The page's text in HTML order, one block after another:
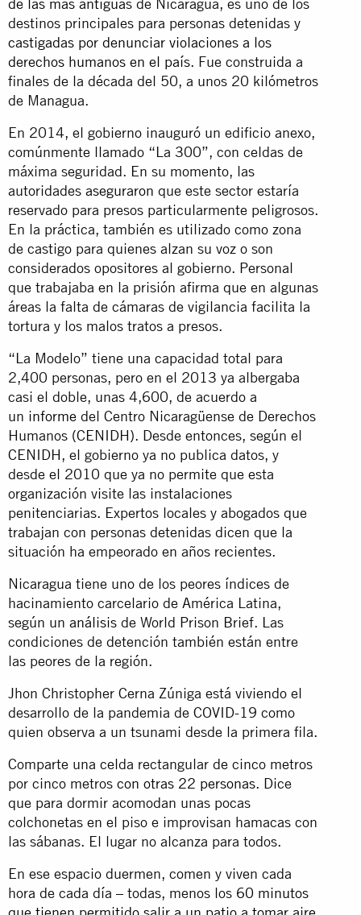
destinos principales para personas detenidas y
castigadas por denunciar violaciones a los
derechos humanos en el país. Fue construida a
finales de la década del 50, a unos 20 kilómetros
de Managua.
En 2014, el gobierno inauguró un edificio anexo,
comúnmente llamado “La 300”, con celdas de
máxima seguridad. En su momento, las
autoridades aseguraron que este sector estaría
reservado para presos particularmente peligrosos.
En la práctica, también es utilizado como zona
de castigo para quienes alzan su voz o son
considerados opositores al gobierno. Personal
que trabajaba en la prisión afirma que en algunas
áreas la falta de cámaras de vigilancia facilita la
tortura y los malos tratos a presos.
“La Modelo” tiene una capacidad total para
2,400 personas, pero en el 2013 ya albergaba
casi el doble, unas 4,600, de acuerdo a
un informe del Centro Nicaragüense de Derechos
Humanos (CENIDH). Desde entonces, según el
CENIDH, el gobierno ya no publica datos, y
desde el 2010 que ya no permite que esta
organización visite las instalaciones
penitenciarias. Expertos locales y abogados que
trabajan con personas detenidas dicen que la
situación ha empeorado en años recientes.
Nicaragua tiene uno de los peores índices de
hacinamiento carcelario de América Latina,
según un análisis de World Prison Brief. Las
condiciones de detención también están entre
las peores de la región.
Jhon Christopher Cerna Zúniga está viviendo el
desarrollo de la pandemia de COVID-19 como
quien observa a un tsunami desde la primera fila.
Comparte una celda rectangular de cinco metros
por cinco metros con otras 22 personas. Dice
que para dormir acomodan unas pocas
colchonetas en el piso e improvisan hamacas con
las sábanas. El lugar no alcanza para todos.
En ese espacio duermen, comen y viven cada
hora de cada día – todas, menos los 60 minutos